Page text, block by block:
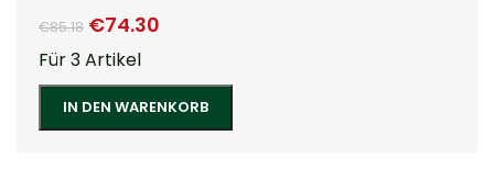
€85.18 €74.30
Für 3 Artikel
IN DEN WARENKORB